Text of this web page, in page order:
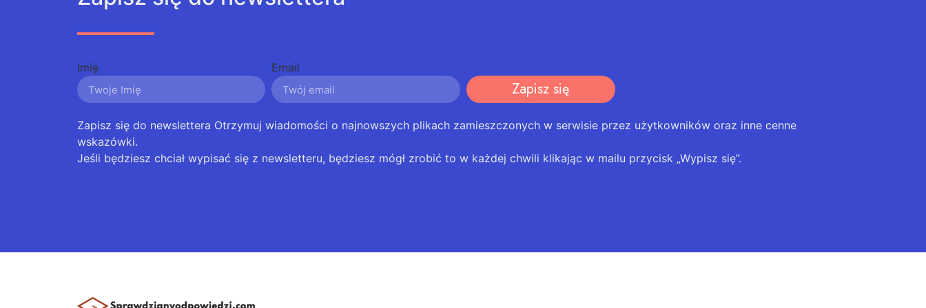
Imię Email
Zapisz się
Zapisz się do newslettera Otrzymuj wiadomości o najnowszych plikach zamieszczonych w serwisie przez użytkowników oraz inne cenne
wskazówki.
Jeśli będziesz chciał wypisać się z newsletteru, będziesz mógł zrobić to w każdej chwili klikając w mailu przycisk „Wypisz się”.